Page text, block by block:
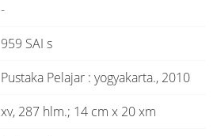
-
959 SAI s
Pustaka Pelajar : yogyakarta., 2010
xv, 287 hlm.; 14 cm x 20 xm